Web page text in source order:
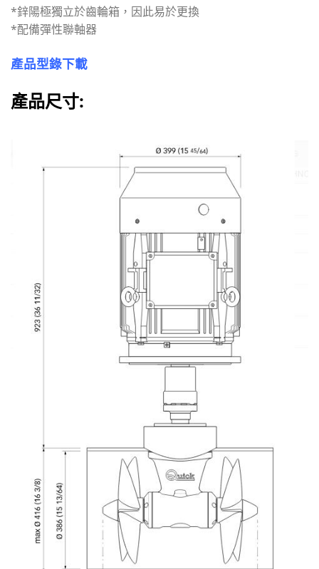
*鋅陽極獨立於齒輪箱，因此易於更換
*配備彈性聯軸器
產品型錄下載
產品尺寸: